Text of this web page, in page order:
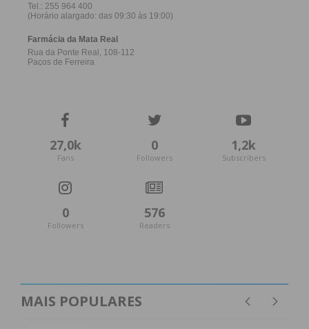
27,0k
Fans
0
Followers
1,2k
Subscribers
0
Followers
576
Readers
MAIS POPULARES